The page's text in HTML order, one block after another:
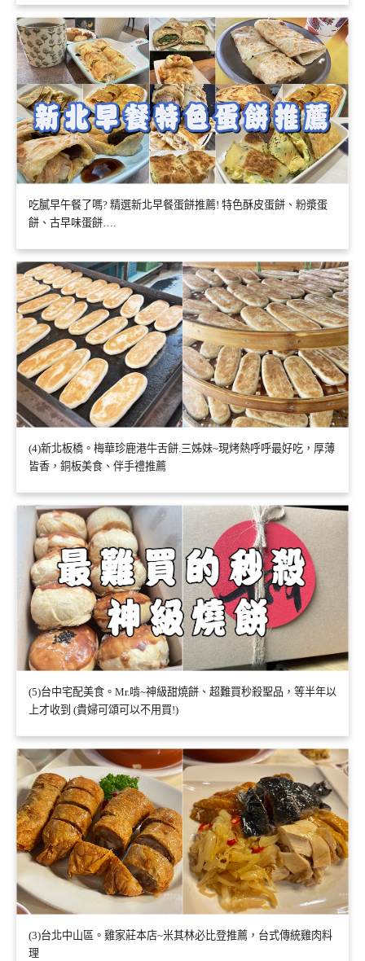
吃膩早午餐了嗎? 精選新北早餐蛋餅推薦! 特色酥皮蛋餅、粉漿蛋
餅、古早味蛋餅….
(4)新北板橋。梅華珍鹿港牛舌餅.三姊妹~現烤熱呼呼最好吃，厚薄
皆香，銅板美食、伴手禮推薦
(5)台中宅配美食。Mr.啃~神級甜燒餅、超難買秒殺聖品，等半年以
上才收到 (貴婦可頌可以不用買!)
(3)台北中山區。雞家莊本店~米其林必比登推薦，台式傳統雞肉料
理